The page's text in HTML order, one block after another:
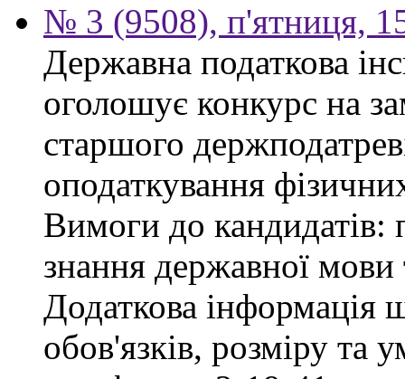
№ 3 (9508), п'ятниця,
Державна податкова
оголошує конкурс на
старшого
оподаткування
Вимоги до кандидатів:
знання державної
Додаткова інформація
обов'язків, розміру та